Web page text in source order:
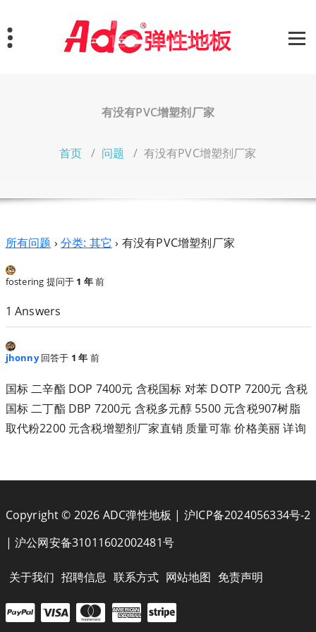
至
正
有没有PVC增塑剂厂家
首页 / 问题 / 有没有PVC增塑剂厂家
所有问题 › 分类: 其它 › 有没有PVC增塑剂厂家
fostering 提问于 1 年前
1 Answers
jhonny回答于 1 年 前
国标 二辛酯 DOP 7400元 含税国标 对苯 DOTP 7200元 含税
国标 二丁酯 DBP 7200元 含税多元醇 5500 元含税907树脂
取代粉2200 元含税增塑剂厂家直销 质量可靠 价格美丽 详询
Copyright © 2026 ADC弹性地板 | 沪ICP备2024056334号-2
| 沪公网安备31011602002481号
关于我们 招聘信息 联系方式 网站地图 免责声明